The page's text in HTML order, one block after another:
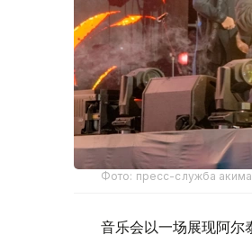
Фото: пресс-служба
音乐会以一场展现阿尔